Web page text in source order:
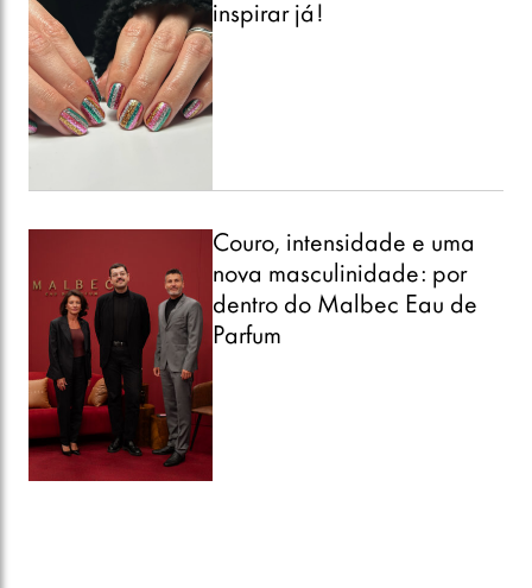
inspirar já!
Couro, intensidade e uma
nova masculinidade: por
dentro do Malbec Eau de
Parfum